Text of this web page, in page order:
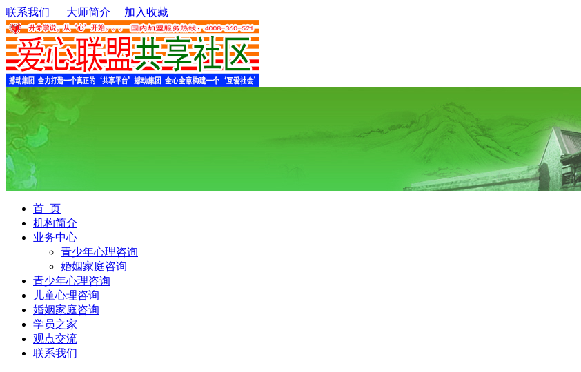
联系我们 大师简介 加入收藏
首 页
机构简介
业务中心
青少年心理咨询
婚姻家庭咨询
青少年心理咨询
儿童心理咨询
婚姻家庭咨询
学员之家
观点交流
联系我们